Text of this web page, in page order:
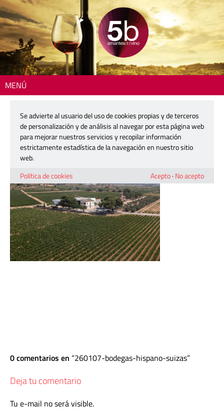
MENÚ
260107-bodegas-hispano-suizas
7 enero, 2026
0 comentarios en 260107-bodegas-hispano-suizas
Deja tu comentario
Tu e-mail no será visible.
Se advierte al usuario del uso de cookies propias y de terceros
de personalización y de análisis al navegar por esta página web
para mejorar nuestros servicios y recopilar información
estrictamente estadística de la navegación en nuestro sitio
web.
Política de cookies
Acepto· No acepto